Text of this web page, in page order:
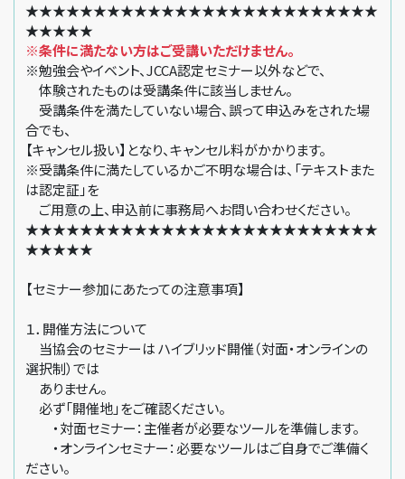
★★★★★★★★★★★★★★★★★★★★★★★★★★
★★★★★
※条件に満たない方はご受講いただけません。
※勉強会やイベント、JCCA認定セミナー以外などで、
体験されたものは受講条件に該当しません。
受講条件を満たしていない場合、誤って申込みをされた場
合でも、
【キャンセル扱い】となり、キャンセル料がかかります。
※受講条件に満たしているかご不明な場合は、「テキストまた
は認定証」を
ご用意の上、申込前に事務局へお問い合わせください。
★★★★★★★★★★★★★★★★★★★★★★★★★★
★★★★★
【セミナー参加にあたっての注意事項】
１．開催方法について
当協会のセミナーは ハイブリッド開催（対面・オンラインの
選択制）では
ありません。
必ず「開催地」をご確認ください。
・対面セミナー：主催者が必要なツールを準備します。
・オンラインセミナー：必要なツールはご自身でご準備く
ださい。